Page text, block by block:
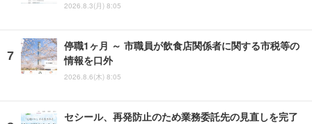
2026.8.3(月) 8:05
停職1ヶ月 ～ 市職員が飲食店関係者に関する市税等の
情報を口外
2026.8.6(木) 8:05
セシール、再発防止のため業務委託先の見直しを完了